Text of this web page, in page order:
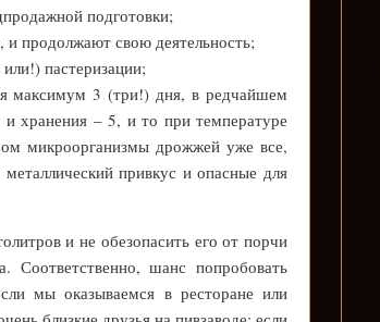
подготовки;
продолжают свою деятельность;
пастеризации;
максимум 3 (три!) дня, в редчайшем
хранения – 5, и то при температуре
микроорганизмы дрожжей уже все,
привкус и опасные для
и не обезопасить его от порчи
Соответственно, шанс попробовать
мы оказываемся в ресторане или